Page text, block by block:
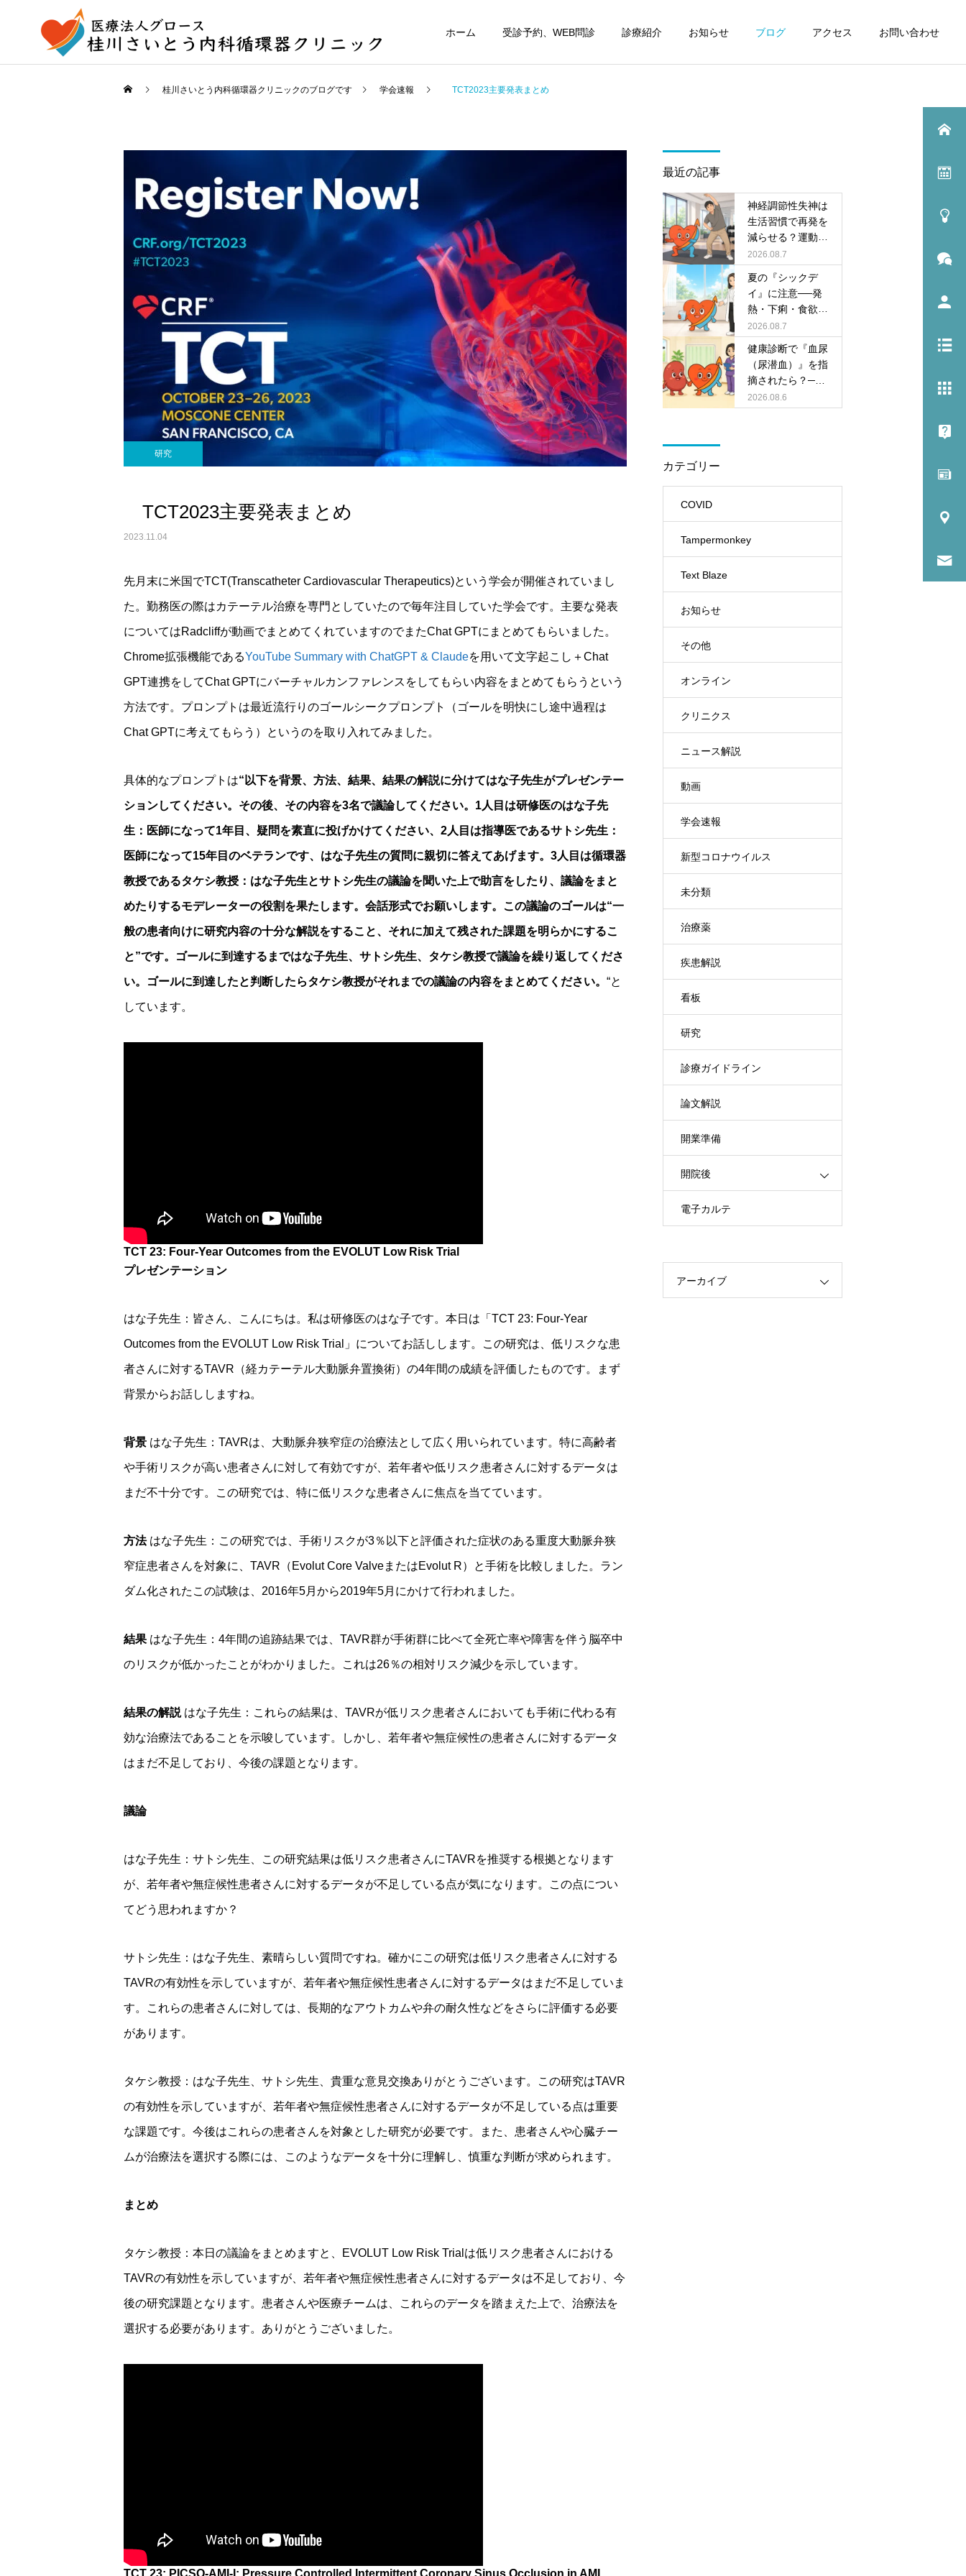
ホーム 受診予約、WEB問診 診療紹介 お知らせ ブログ アクセス お問い合わせ
桂川さいとう内科循環器クリニックのブログです 学会速報 TCT2023主要発表まとめ
研究
TCT2023主要発表まとめ
2023.11.04
先月末に米国でTCT(Transcatheter Cardiovascular Therapeutics)という学会が開催されていまし
た。勤務医の際はカテーテル治療を専門としていたので毎年注目していた学会です。主要な発表
についてはRadcliffが動画でまとめてくれていますのでまたChat GPTにまとめてもらいました。
Chrome拡張機能であるYouTube Summary with ChatGPT & Claudeを用いて文字起こし＋Chat
GPT連携をしてChat GPTにバーチャルカンファレンスをしてもらい内容をまとめてもらうという
方法です。プロンプトは最近流行りのゴールシークプロンプト（ゴールを明快にし途中過程は
Chat GPTに考えてもらう）というのを取り入れてみました。
具体的なプロンプトは“以下を背景、方法、結果、結果の解説に分けてはな子先生がプレゼンテー
ションしてください。その後、その内容を3名で議論してください。1人目は研修医のはな子先
生：医師になって1年目、疑問を素直に投げかけてください、2人目は指導医であるサトシ先生：
医師になって15年目のベテランです、はな子先生の質問に親切に答えてあげます。3人目は循環器
教授であるタケシ教授：はな子先生とサトシ先生の議論を聞いた上で助言をしたり、議論をまと
めたりするモデレーターの役割を果たします。会話形式でお願いします。この議論のゴールは“一
般の患者向けに研究内容の十分な解説をすること、それに加えて残された課題を明らかにするこ
と”です。ゴールに到達するまではな子先生、サトシ先生、タケシ教授で議論を繰り返してくださ
い。ゴールに到達したと判断したらタケシ教授がそれまでの議論の内容をまとめてください。 “と
しています。
TCT 23: Four-Year Outcomes from the EVOLUT Low Risk Trial
プレゼンテーション
はな子先生：皆さん、こんにちは。私は研修医のはな子です。本日は「TCT 23: Four-Year
Outcomes from the EVOLUT Low Risk Trial」についてお話しします。この研究は、低リスクな患
者さんに対するTAVR（経カテーテル大動脈弁置換術）の4年間の成績を評価したものです。まず
背景からお話ししますね。
背景 はな子先生：TAVRは、大動脈弁狭窄症の治療法として広く用いられています。特に高齢者
や手術リスクが高い患者さんに対して有効ですが、若年者や低リスク患者さんに対するデータは
まだ不十分です。この研究では、特に低リスクな患者さんに焦点を当てています。
方法はな子先生：この研究では、手術リスクが3％以下と評価された症状のある重度大動脈弁狭
窄症患者さんを対象に、TAVR（Evolut Core ValveまたはEvolut R）と手術を比較しました。ラン
ダム化されたこの試験は、2016年5月から2019年5月にかけて行われました。
結果 はな子先生：4年間の追跡結果では、TAVR群が手術群に比べて全死亡率や障害を伴う脳卒中
のリスクが低かったことがわかりました。これは26％の相対リスク減少を示しています。
結果の解説はな子先生：これらの結果は、TAVRが低リスク患者さんにおいても手術に代わる有
効な治療法であることを示唆しています。しかし、若年者や無症候性の患者さんに対するデータ
はまだ不足しており、今後の課題となります。
議論
はな子先生：サトシ先生、この研究結果は低リスク患者さんにTAVRを推奨する根拠となります
が、若年者や無症候性患者さんに対するデータが不足している点が気になります。この点につい
てどう思われますか？
サトシ先生：はな子先生、素晴らしい質問ですね。確かにこの研究は低リスク患者さんに対する
TAVRの有効性を示していますが、若年者や無症候性患者さんに対するデータはまだ不足していま
す。これらの患者さんに対しては、長期的なアウトカムや弁の耐久性などをさらに評価する必要
があります。
タケシ教授：はな子先生、サトシ先生、貴重な意見交換ありがとうございます。この研究はTAVR
の有効性を示していますが、若年者や無症候性患者さんに対するデータが不足している点は重要
な課題です。今後はこれらの患者さんを対象とした研究が必要です。また、患者さんや心臓チー
ムが治療法を選択する際には、このようなデータを十分に理解し、慎重な判断が求められます。
まとめ
タケシ教授：本日の議論をまとめますと、EVOLUT Low Risk Trialは低リスク患者さんにおける
TAVRの有効性を示していますが、若年者や無症候性患者さんに対するデータは不足しており、今
後の研究課題となります。患者さんや医療チームは、これらのデータを踏まえた上で、治療法を
選択する必要があります。ありがとうございました。
TCT 23: PICSO-AMI-I: Pressure Controlled Intermittent Coronary Sinus Occlusion in AMI
最近の記事
神経調節性失神は
生活習慣で再発を
減らせる？運動研
究と日常の対策
2026.08.7
夏の『シックデ
イ』に注意──発
熱・下痢・食欲不
振の日、糖尿病の
薬はどうする？S
GLT2阻害薬の休
薬ルールをやさし
く解説
2026.08.7
健康診断で『血尿
（尿潜血）』を指
摘されたら？──
あわてなくてよい
パターンと、精密
2026.08.6
カテゴリー
COVID
Tampermonkey
Text Blaze
お知らせ
その他
オンライン
クリニクス
ニュース解説
動画
学会速報
新型コロナウイルス
未分類
治療薬
疾患解説
看板
研究
診療ガイドライン
論文解説
開業準備
開院後
電子カルテ
アーカイブ